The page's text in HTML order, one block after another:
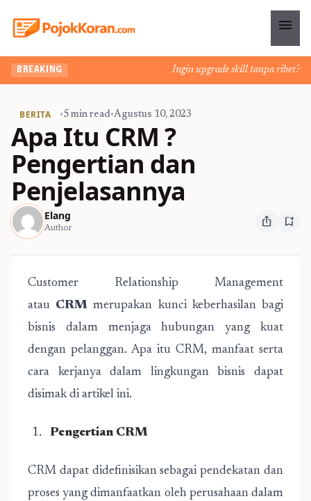
menu
BREAKING Ingin upgrade skill tanpa ribet?
BERITA •5 min read•Agustus 10, 2023
Apa Itu CRM ?
Pengertian dan
Penjelasannya
Elang
Author ios_share bookmark_add
Customer Relationship Management
atau CRM merupakan kunci keberhasilan bagi
bisnis dalam menjaga hubungan yang kuat
dengan pelanggan. Apa itu CRM, manfaat serta
cara kerjanya dalam lingkungan bisnis dapat
disimak di artikel ini.
Pengertian CRM
CRM dapat didefinisikan sebagai pendekatan dan
proses yang dimanfaatkan oleh perusahaan dalam